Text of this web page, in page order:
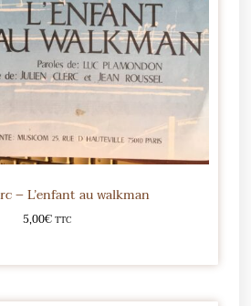
– L’enfant au walkman
5,00€ TTC